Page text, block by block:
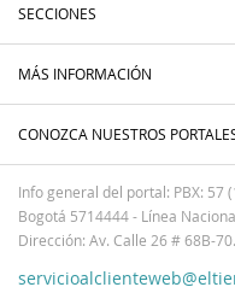
SECCIONES
MÁS INFORMACIÓN
CONOZCA NUESTROS
Info general del portal: PBX: 57
Bogotá 5714444 - Línea
Dirección: Av. Calle 26 # 68B-70.